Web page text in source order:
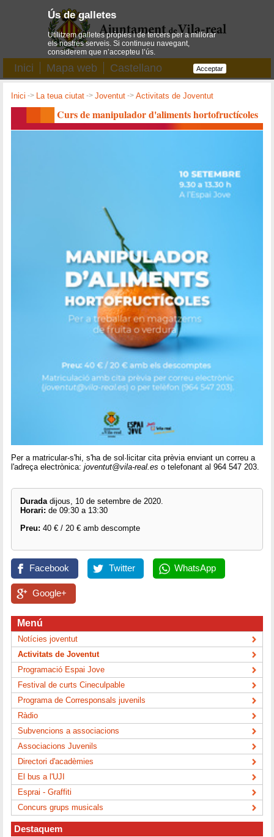
Inici Mapa web Castellano
Inici -> La teua ciutat ->Joventut ->Activitats de Joventut
Curs de manipulador d'aliments hortofructícoles
Per a matricular-s'hi, s'ha de sol·licitar cita prèvia enviant un correu a
l'adreça electrònica:joventut@vila-real.es o telefonant al 964 547 203.
Durada dijous, 10 de setembre de 2020.
Horari: de 09:30 a 13:30
Preu: 40 € / 20 € amb descompte
Facebook Twitter WhatsApp
Google+
Menú
Notícies joventut
Activitats de Joventut
Programació Espai Jove
Festival de curts Cineculpable
Programa de Corresponsals juvenils
Ràdio
Subvencions a associacions
Associacions Juvenils
Directori d'acadèmies
El bus a l'UJI
Esprai - Graffiti
Concurs grups musicals
Destaquem
Ús de galletes
Utilitzem galletes pròpies i de tercers per a millorar
els nostres serveis. Si continueu navegant,
considerem que n’accepteu l’ús.
Acceptar